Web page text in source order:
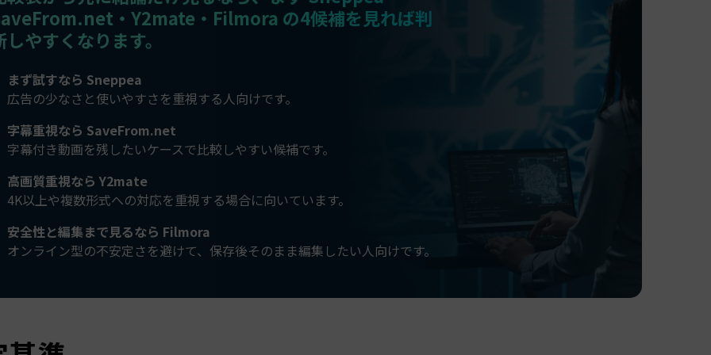
・Y2mate・Filmora の4候補を見れば判
しやすくなります。
まず試すなら Sneppea
広告の少なさと使いやすさを重視する人向けです。
字幕重視なら SaveFrom.net
字幕付き動画を残したいケースで比較しやすい候補です。
高画質重視なら Y2mate
4K以上や複数形式への対応を重視する場合に向いています。
安全性と編集まで見るなら Filmora
オンライン型の不安定さを避けて、保存後そのまま編集したい人向けです。